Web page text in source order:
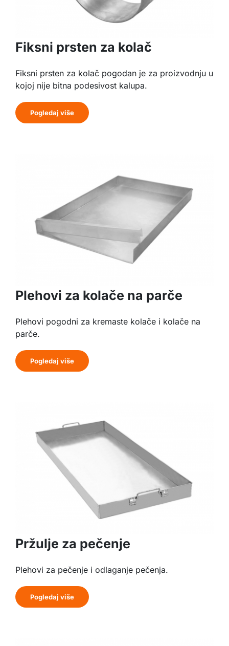
Fiksni prsten za kolač
Fiksni prsten za kolač pogodan je za proizvodnju u
kojoj nije bitna podesivost kalupa.
Pogledaj više
Plehovi za kolače na parče
Plehovi pogodni za kremaste kolače i kolače na
parče.
Pogledaj više
Pržulje za pečenje
Plehovi za pečenje i odlaganje pečenja.
Pogledaj više